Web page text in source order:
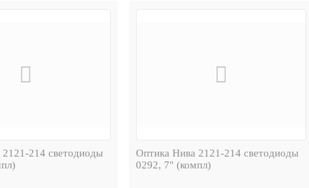
214 светодиоды
Оптика Нива 2121-214 светодиоды
0292, 7" (компл)